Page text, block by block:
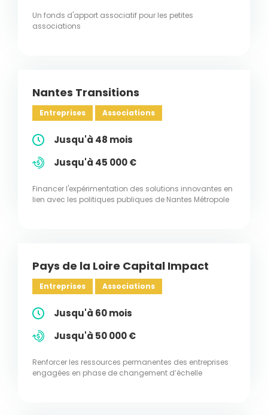
Un fonds d'apport associatif pour les petites
associations
Nantes Transitions
Entreprises Associations
Jusqu'à 48 mois
Jusqu'à 45 000 €
Financer l'expérimentation des solutions innovantes en
lien avec les politiques publiques de Nantes Métropole
Pays de la Loire Capital Impact
Entreprises Associations
Jusqu'à 60 mois
Jusqu'à 50 000 €
Renforcer les ressources permanentes des entreprises
engagées en phase de changement d’échelle